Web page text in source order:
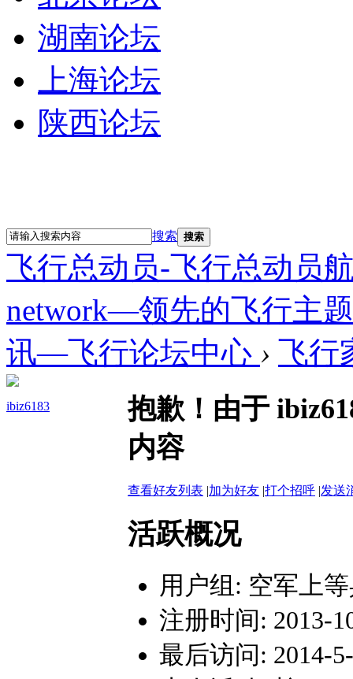
湖南论坛
上海论坛
陕西论坛
搜索 搜索
飞行总动员-飞行总动员
network—领先的飞行主
讯—飞行论坛中心 › 飞行
ibiz6183
抱歉！由于
内容
查看好友列表 |加为好友 |打个招呼 |发送
活跃概况
用户组: 空军上
注册时间: 2013-
最后访问: 2014-